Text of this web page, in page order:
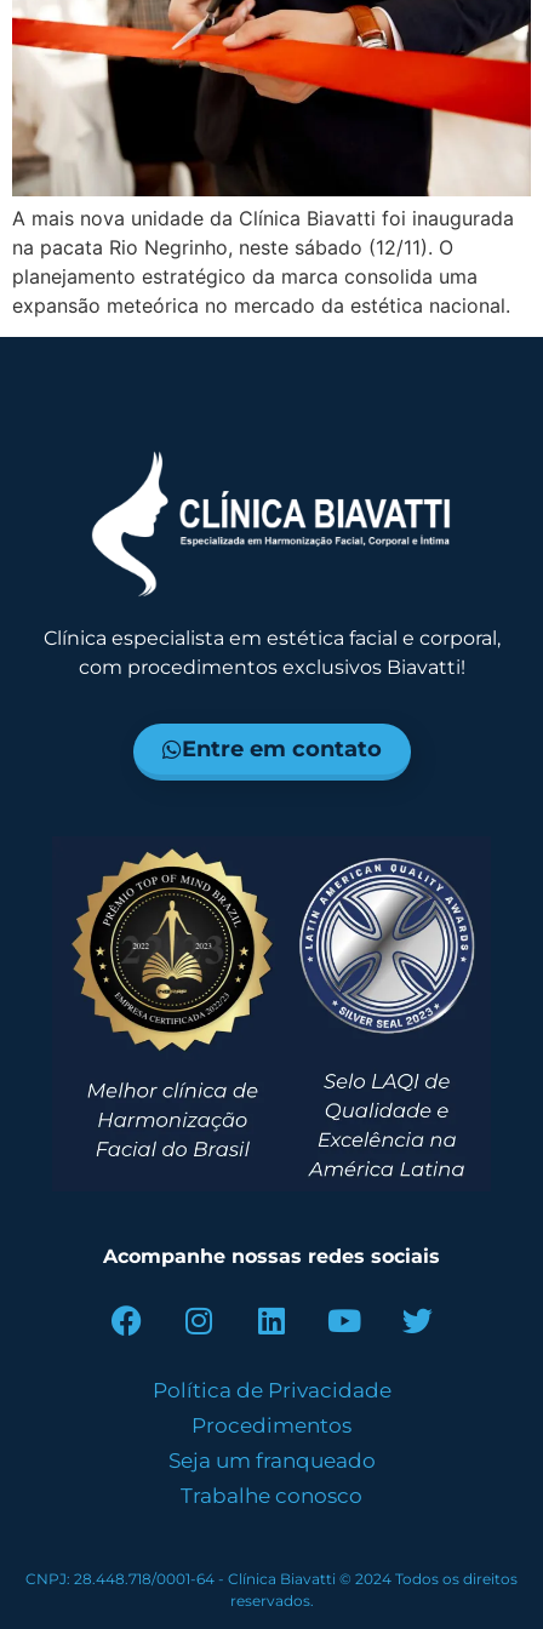
A mais nova unidade da Clínica Biavatti foi inaugurada
na pacata Rio Negrinho, neste sábado (12/11). O
planejamento estratégico da marca consolida uma
expansão meteórica no mercado da estética nacional.
Clínica especialista em estética facial e corporal,
com procedimentos exclusivos Biavatti!
Entre em contato
Acompanhe nossas redes sociais
Política de Privacidade
Procedimentos
Seja um franqueado
Trabalhe conosco
CNPJ: 28.448.718/0001-64 - Clínica Biavatti © 2024 Todos os direitos
reservados.